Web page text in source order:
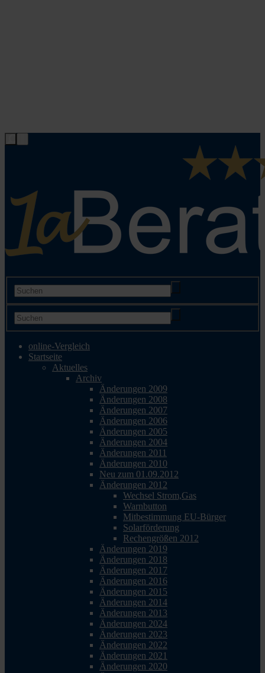
online-Vergleich
Startseite
Aktuelles
Archiv
Änderungen 2009
Änderungen 2008
Änderungen 2007
Änderungen 2006
Änderungen 2005
Änderungen 2004
Änderungen 2011
Änderungen 2010
Neu zum 01.09.2012
Änderungen 2012
Wechsel Strom,Gas
Warnbutton
Mitbestimmung EU-Bürger
Solarförderung
Rechengrößen 2012
Änderungen 2019
Änderungen 2018
Änderungen 2017
Änderungen 2016
Änderungen 2015
Änderungen 2014
Änderungen 2013
Änderungen 2024
Änderungen 2023
Änderungen 2022
Änderungen 2021
Änderungen 2020